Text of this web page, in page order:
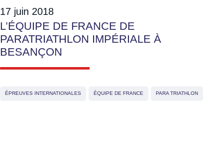
17 juin 2018
L’ÉQUIPE DE FRANCE DE
PARATRIATHLON IMPÉRIALE À
BESANÇON
ÉPREUVES INTERNATIONALES ÉQUIPE DE FRANCE PARA TRIATHLON